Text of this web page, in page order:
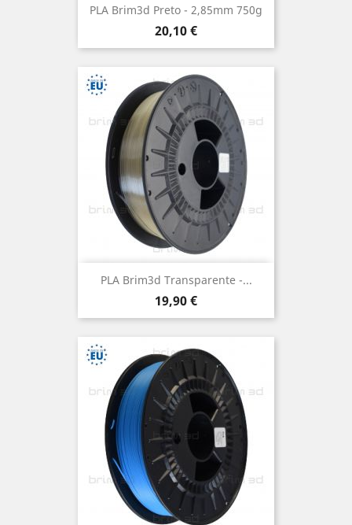
PLA Brim3d Preto - 2,85mm 750g
Preço
20,10 €
PLA Brim3d Transparente -...
Preço
19,90 €